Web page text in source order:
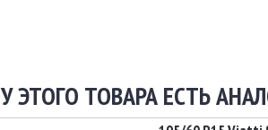
У ЭТОГО ТОВАРА ЕСТЬ